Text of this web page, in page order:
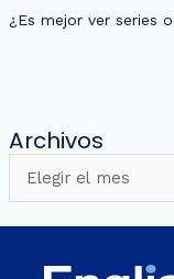
¿Es mejor ver series
Archivos